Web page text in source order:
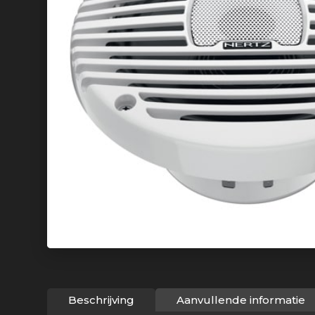
Beschrijving Aanvullende informatie